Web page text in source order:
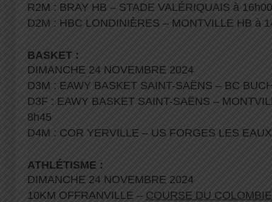
R2M : BRAY HB – STADE VALÉRIQUAIS à 16h00
D2M : HBC LONDINIÈRES – MONTVILLE HB à
BASKET :
DIMANCHE 24 NOVEMBRE 2024
D3M : EAWY BASKET SAINT-SAËNS – BC
D3F : EAWY BASKET SAINT-SAËNS –
8h45
D4M : COR YERVILLE – US FORGES LES
ATHLÉTISME :
DIMANCHE 24 NOVEMBRE 2024
10KM OFFRANVILLE – COURSE DU